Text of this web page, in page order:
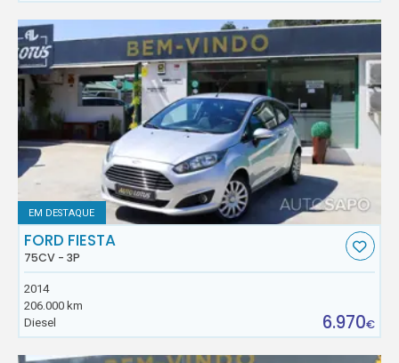
EM DESTAQUE
FORD FIESTA
75CV - 3P
2014
206.000 km
Diesel
6.970€